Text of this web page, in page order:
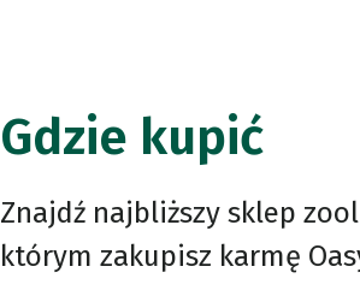
Gdzie kupić
Znajdź najbliższy sklep
którym zakupisz karmę